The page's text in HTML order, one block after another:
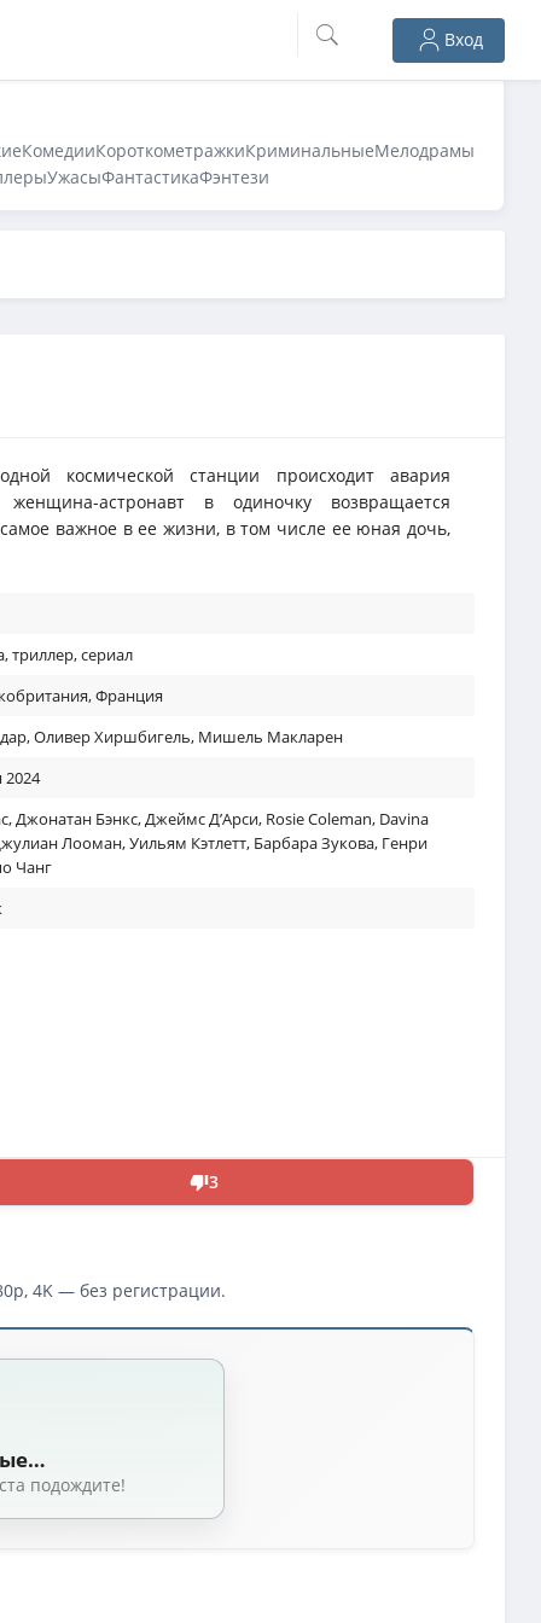
Вход
КомедииКороткометражкиКриминальныеМелодрамы
УжасыФантастикаФэнтези
космической станции происходит авария
астронавт в одиночку возвращается
важное в ее жизни, в том числе ее юная дочь,
,триллер,сериал
,Франция
,Оливер Хиршбигель, Мишель Макларен
2024
,Джонатан Бэнкс,Джеймс Д’Арси, Rosie Coleman, Davina
Лооман,Уильям Кэтлетт, Барбара Зукова, Генри
Чанг
3
4K — без регистрации.
Великобритания, Франция, детектив, фантастика, триллер,
LostFilm, NewComers, HDRezka Studio
подождите!